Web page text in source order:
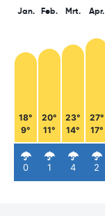
Jan.
18°
9°
0
Feb.
20°
11°
1
Mrt.
23°
14°
4
Apr.
27°
17°
2